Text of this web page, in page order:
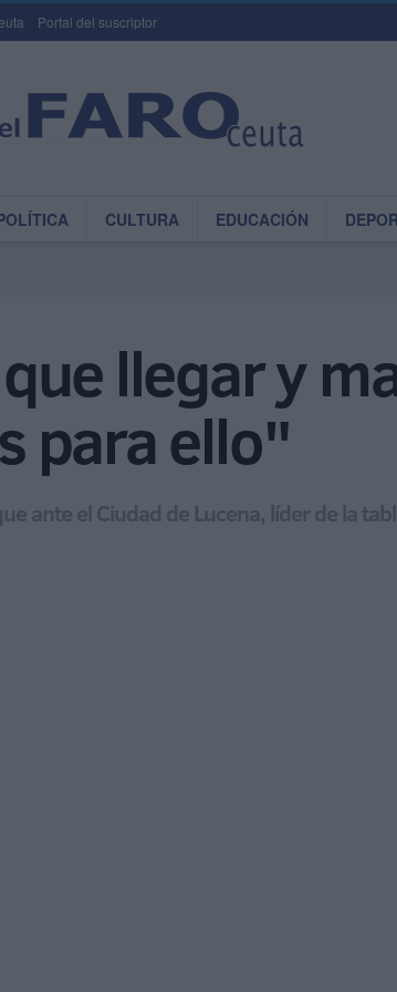
Portal del suscriptor
CULTURA EDUCACIÓN
llegar y
para ello"
ante el Ciudad de Lucena, líder de la